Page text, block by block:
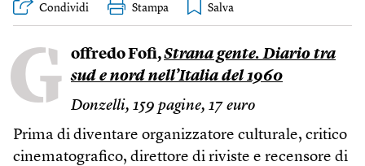
Condividi Stampa
G offredo Fofi,Strana gente. Diario tra
sud e nord nell’Italia del 1960
Donzelli, 159 pagine, 17 euro
Prima di diventare organizzatore culturale, critico
cinematografico, direttore di riviste e recensore di